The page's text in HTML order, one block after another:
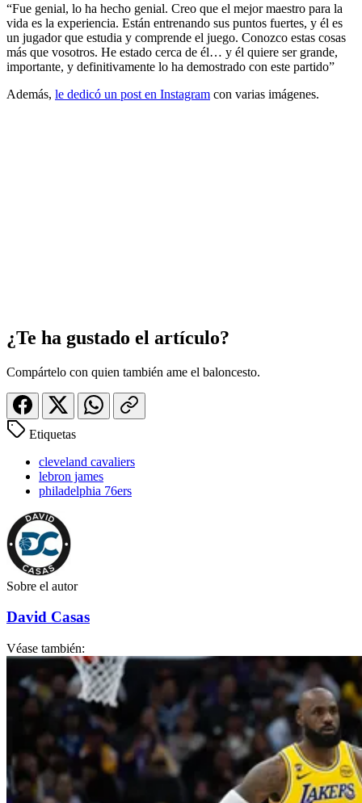
“Fue genial, lo ha hecho genial. Creo que el mejor maestro para la
vida es la experiencia. Están entrenando sus puntos fuertes, y él es
un jugador que estudia y comprende el juego. Conozco estas cosas
más que vosotros. He estado cerca de él… y él quiere ser grande,
importante, y definitivamente lo ha demostrado con este partido”
Además, le dedicó un post en Instagram con varias imágenes.
¿Te ha gustado el artículo?
Compártelo con quien también ame el baloncesto.
Etiquetas
cleveland cavaliers
lebron james
philadelphia 76ers
Sobre el autor
David Casas
Véase también: